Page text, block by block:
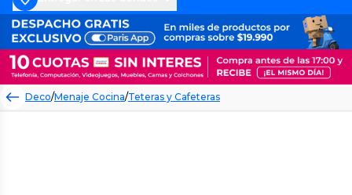
Deco/Menaje Cocina/Teteras y Cafeteras